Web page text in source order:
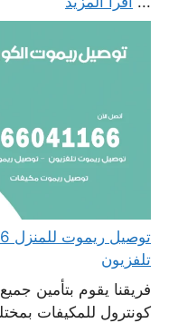
تلفزيون
فريقنا يقوم بتأمين
كونترول للمكيفات